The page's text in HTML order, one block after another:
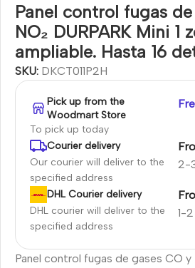
Panel control fugas
NO₂ DURPARK Mini 1
ampliable. Hasta 16
SKU: DKCT011P2H
Pick up from the
Woodmart Store
To pick up today
Courier delivery
Our courier will deliver to the
specified address
2-
DHL Courier delivery
DHL courier will deliver to the
specified address
1-
Panel control fugas de gases CO y